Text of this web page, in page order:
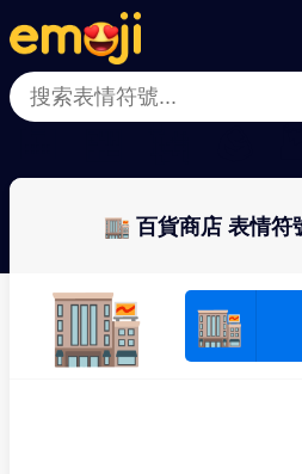
Menu
Close
Menu
Close
🏬 百貨商店 表情符
🏬 🏬